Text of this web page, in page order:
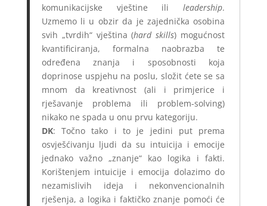
komunikacijske vještine ilileadership.
Uzmemo li u obzir da je zajednička osobina
svih „tvrdih“ vještina (hard skills) mogućnost
kvantificiranja, formalna naobrazba te
određena znanja i sposobnosti koja
doprinose uspjehu na poslu, složit ćete se sa
mnom da kreativnost (ali i primjerice i
rješavanje problema ili problem-solving)
nikako ne spada u onu prvu kategoriju.
DK: Točno tako i to je jedini put prema
osvješćivanju ljudi da su intuicija i emocije
jednako važno „znanje“ kao logika i fakti.
Korištenjem intuicije i emocija dolazimo do
nezamislivih ideja i nekonvencionalnih
rješenja, a logika i faktičko znanje pomoći će